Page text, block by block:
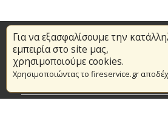
Για να εξασφαλίσουμε την
εμπειρία στο site μας,
χρησιμοποιούμε cookies.
Χρησιμοποιώντας το fireservice.gr
Επικαιρότητα
Το Πυροσβεστικό Σώμα